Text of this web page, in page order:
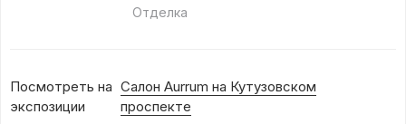
Отделка
Посмотреть на
экспозиции
Салон Aurrum на Кутузовском
проспекте